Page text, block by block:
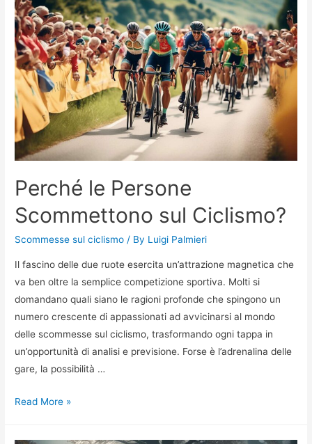
nelle
Scommesse
Ciclistiche
Perché le Persone
Scommettono sul Ciclismo?
Scommesse sul ciclismo / By Luigi Palmieri
Il fascino delle due ruote esercita un’attrazione magnetica che
va ben oltre la semplice competizione sportiva. Molti si
domandano quali siano le ragioni profonde che spingono un
numero crescente di appassionati ad avvicinarsi al mondo
delle scommesse sul ciclismo, trasformando ogni tappa in
un’opportunità di analisi e previsione. Forse è l’adrenalina delle
gare, la possibilità …
Perché
Read More »